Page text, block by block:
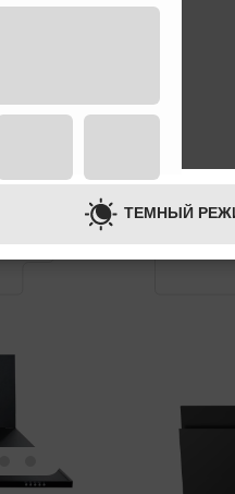
ТЕМНЫЙ